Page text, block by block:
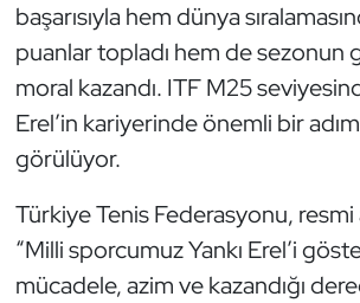
başarısıyla hem dünya
puanlar topladı hem de sezonun
moral kazandı. ITF M25
Erel’in kariyerinde önemli bir
görülüyor.
Türkiye Tenis Federasyonu, resmi
“Milli sporcumuz Yankı Erel’i
mücadele, azim ve kazandığı
Judo ve Kuraş
Kano ve Rafting
Karate
Kayak
Kempo